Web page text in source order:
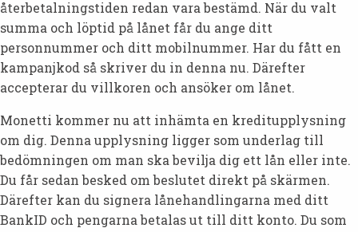
återbetalningstiden redan vara bestämd. När du valt
summa och löptid på lånet får du ange ditt
personnummer och ditt mobilnummer. Har du fått en
kampanjkod så skriver du in denna nu. Därefter
accepterar du villkoren och ansöker om lånet.
Monetti kommer nu att inhämta en kreditupplysning
om dig. Denna upplysning ligger som underlag till
bedömningen om man ska bevilja dig ett lån eller inte.
Du får sedan besked om beslutet direkt på skärmen.
Därefter kan du signera lånehandlingarna med ditt
BankID och pengarna betalas ut till ditt konto. Du som